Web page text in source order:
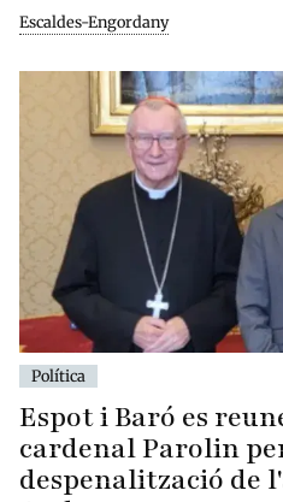
Escaldes-Engordany
Política
Espot i Baró es
cardenal Parolin
despenalització de